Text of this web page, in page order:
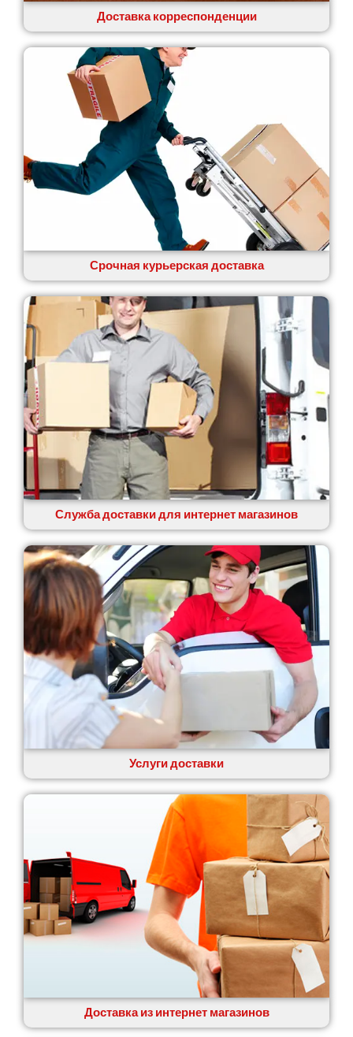
Доставка корреспонденции
Срочная курьерская доставка
Служба доставки для интернет магазинов
Услуги доставки
Доставка из интернет магазинов